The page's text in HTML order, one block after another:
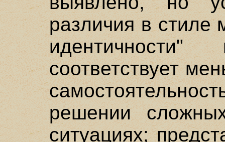
различия в
идентичности"
соответствует
решении
ситуациях;